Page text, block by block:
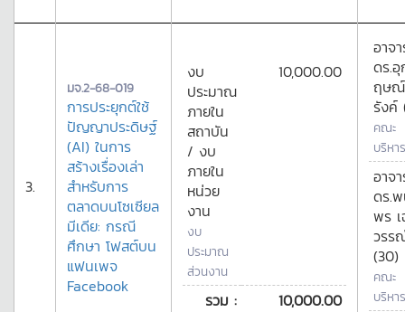
3.
มจ.2-68-019
การประยุกต์ใช้
ปัญญาประดิษฐ์
(AI) ในการ
สร้างเรื่องเล่า
สำหรับการ
ตลาดบนโซเซียล
มีเดีย: กรณี
ศึกษา โฟสต์บน
แฟนเพจ
Facebook
งบ
ประมาณ
ภายใน
สถาบัน
/ งบ
ภายใน
หน่วย
งาน
งบ
ประมาณ
ส่วนงาน
10,000.00
รวม : 10,000.00
อาจ
ดร.
ฤษ
รังค์
คณะ
บริหา
อาจ
ดร.
พร
วรร
(30)
คณะ
บริหา